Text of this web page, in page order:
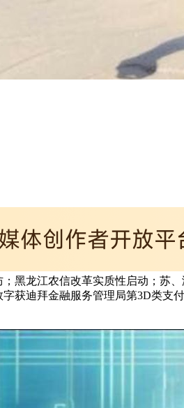
黑龙江农信改革实质性启动；苏
获迪拜金融服务管理局第3D类支